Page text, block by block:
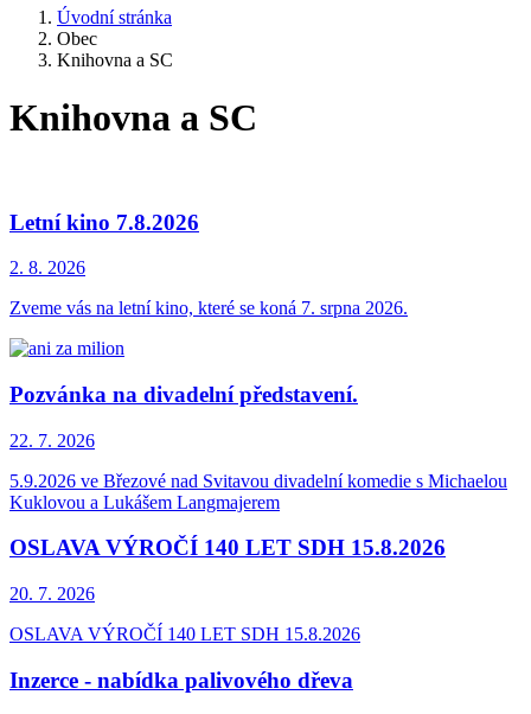
Úvodní stránka
Obec
Knihovna a SC
Knihovna a SC
Letní kino 7.8.2026
2. 8. 2026
Zveme vás na letní kino, které se koná 7. srpna 2026.
Pozvánka na divadelní představení.
22. 7. 2026
5.9.2026 ve Březové nad Svitavou divadelní komedie s Michaelou
Kuklovou a Lukášem Langmajerem
OSLAVA VÝROČÍ 140 LET SDH 15.8.2026
20. 7. 2026
OSLAVA VÝROČÍ 140 LET SDH 15.8.2026
Inzerce - nabídka palivového dřeva